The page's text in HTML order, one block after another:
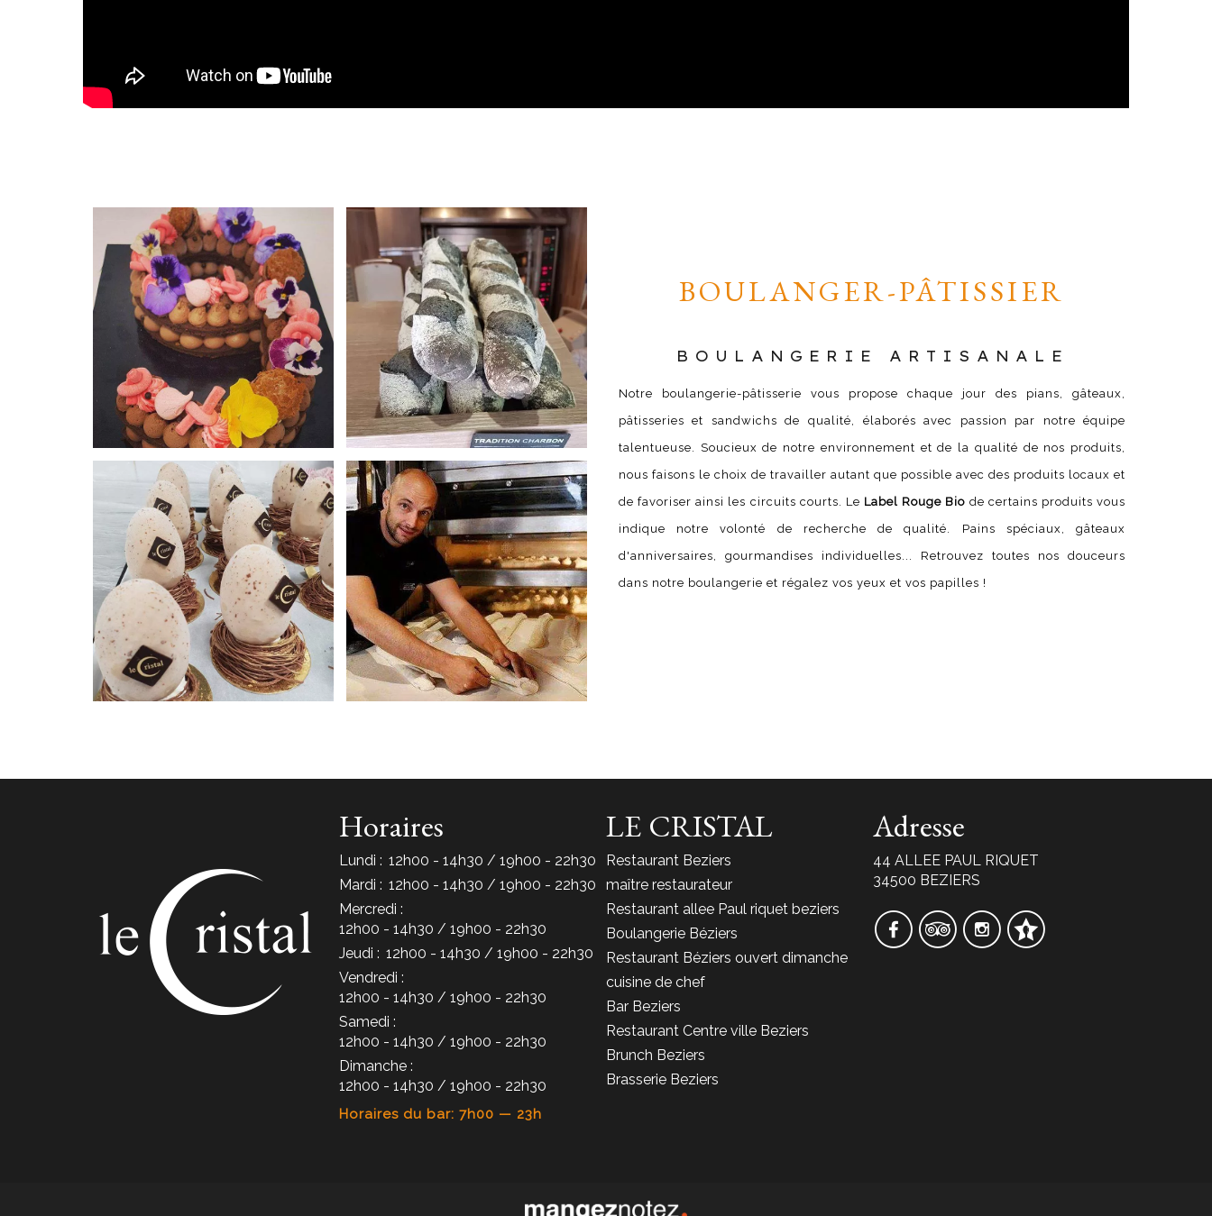
BOULANGER-PÂTISSIER
BOULANGERIE ARTISANALE
Notre boulangerie-pâtisserie vous propose chaque jour des pians, gâteaux,
pâtisseries et sandwichs de qualité, élaborés avec passion par notre équipe
talentueuse. Soucieux de notre environnement et de la qualité de nos produits,
nous faisons le choix de travailler autant que possible avec des produits locaux et
de favoriser ainsi les circuits courts. Le Label Rouge Bio de certains produits vous
indique notre volonté de recherche de qualité. Pains spéciaux, gâteaux
d'anniversaires, gourmandises individuelles... Retrouvez toutes nos douceurs
dans notre boulangerie et régalez vos yeux et vos papilles !
Horaires
Lundi : 12h00 - 14h30 / 19h00 - 22h30
Mardi : 12h00 - 14h30 / 19h00 - 22h30
Mercredi :
12h00 - 14h30 / 19h00 - 22h30
Jeudi : 12h00 - 14h30 / 19h00 - 22h30
Vendredi :
12h00 - 14h30 / 19h00 - 22h30
Samedi :
12h00 - 14h30 / 19h00 - 22h30
Dimanche :
12h00 - 14h30 / 19h00 - 22h30
Horaires du bar: 7h00 — 23h
LE CRISTAL
Restaurant Beziers
maître restaurateur
Restaurant allee Paul riquet beziers
Boulangerie Béziers
Restaurant Béziers ouvert dimanche
cuisine de chef
Bar Beziers
Restaurant Centre ville Beziers
Brunch Beziers
Brasserie Beziers
Adresse
44 ALLEE PAUL RIQUET
34500 BEZIERS